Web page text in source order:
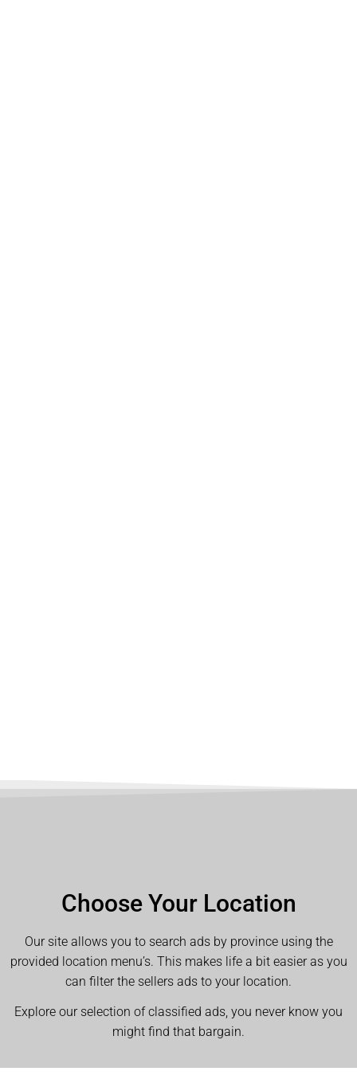
Choose Your Location
Our site allows you to search ads by province using the
provided location menu’s. This makes life a bit easier as you
can filter the sellers ads to your location.
Explore our selection of classified ads, you never know you
might find that bargain.